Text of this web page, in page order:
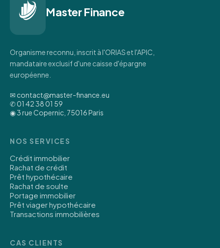
Master Finance
Organisme reconnu, inscrit à l'ORIAS et l'APIC,
mandataire exclusif d'une caisse d'épargne
européenne.
✉ contact@master-finance.eu
✆ 01 42 38 01 59
◉ 3 rue Copernic, 75016 Paris
NOS SERVICES
Crédit immobilier
Rachat de crédit
Prêt hypothécaire
Rachat de soulte
Portage immobilier
Prêt viager hypothécaire
Transactions immobilières
CAS CLIENTS